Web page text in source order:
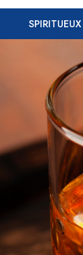
SPIRITUEUX